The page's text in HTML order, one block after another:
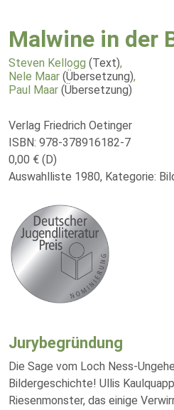
Malwine in der
Steven Kellogg (Text),
Nele Maar (Übersetzung),
Paul Maar (Übersetzung)
Verlag Friedrich Oetinger
ISBN: 978-378916182-7
0,00 € (D)
Auswahlliste 1980, Kategorie:
Jurybegründung
Die Sage vom Loch Ness-
Bildergeschichte! Ullis
Riesenmonster, das einige